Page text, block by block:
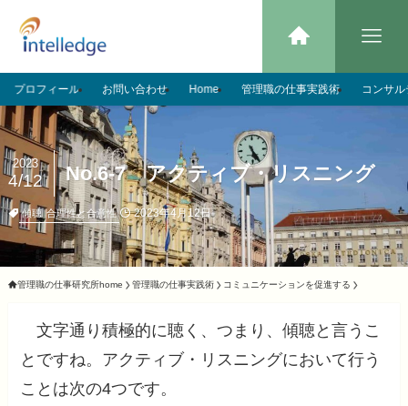
プロフィール お問い合わせ Home 管理職の仕事実践術 コンサ
No.6-7 アクティブ・リスニング
2023
4/12
傾聴 合理性と合意性 2023年4月12日
管理職の仕事研究所home 管理職の仕事実践術 コミュニケーションを促進する
文字通り積極的に聴く、つまり、傾聴と言うこ
とですね。アクティブ・リスニングにおいて行う
ことは次の4つです。